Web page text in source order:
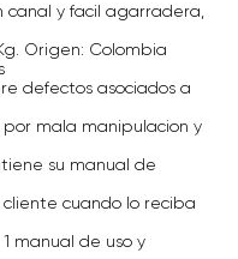
y facil agarradera,
Origen: Colombia
defectos asociados a
mala manipulacion y
su manual de
cuando lo reciba
manual de uso y